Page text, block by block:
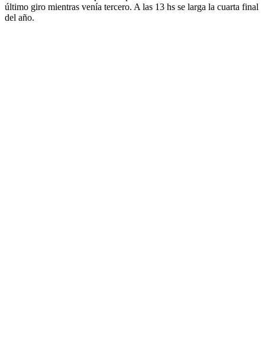
último giro mientras venía tercero. A las 13 hs se larga la cuarta final
del año.